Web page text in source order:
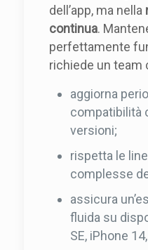
dell’app, ma nella
continua.
perfettamente
richiede un team
aggiorna
compatibilità
versioni;
rispetta le
complesse
assicura
fluida su
SE, iPhone